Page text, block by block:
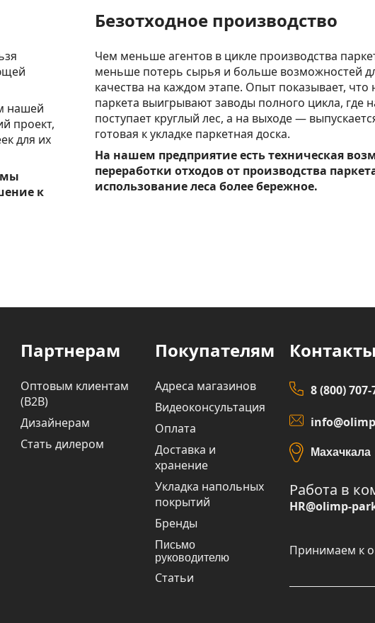
нашей
проект,
для их
мы
к
Безотходное производство
Чем меньше агентов в цикле производства
меньше потерь сырья и больше возможностей
качества на каждом этапе. Опыт показывает, что
паркета выигрывают заводы полного цикла, где
поступает круглый лес, а на выходе —
готовая к укладке паркетная доска.
На нашем предприятие есть техническая
переработки отходов от производства
использование леса более бережное.
Партнерам
Оптовым клиентам
(В2В)
Дизайнерам
Стать дилером
Покупателям
Адреса магазинов
Видеоконсультация
Оплата
Доставка и
хранение
Укладка напольных
покрытий
Бренды
Письмо
руководителю
Статьи
Контакты
8 (800) 707-
Махачкала
Работа в
HR@olimp-
Принимаем к